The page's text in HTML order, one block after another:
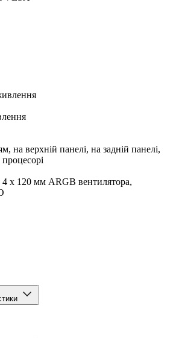
на верхній панелі, на задній панелі,
x 120 мм ARGB вентилятора,